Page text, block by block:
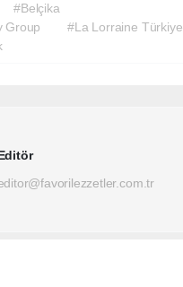
#Belçika
Group
#La Lorraine Türkiye
Editör